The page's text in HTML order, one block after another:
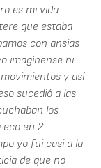
es mi vida
que estaba
con ansias
imagínense ni
y así
sucedió a las
los
en 2
yo fui casi a la
de que no